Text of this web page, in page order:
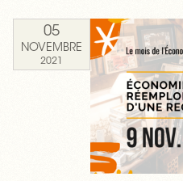
05
NOVEMBRE
2021